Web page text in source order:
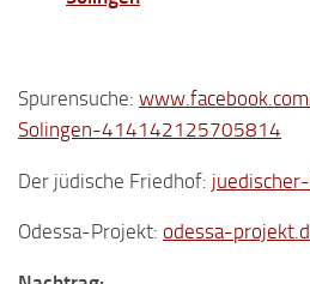
Spurensuche:
Solingen-414142125705814
Der jüdische Friedhof:
Odessa-Projekt: odessa-